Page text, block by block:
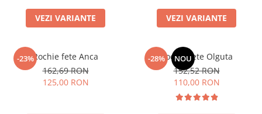
VEZI VARIANTE VEZI VARIANTE
-23%Rochie fete Anca
162,69 RON
125,00 RON
-28% NOU
Rochie fete Olguta
152,52 RON
110,00 RON